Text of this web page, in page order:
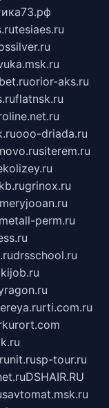
tesiaes.ru
orior-aks.ru
flatnsk.ru
ooo-driada.ru
siterem.ru
grinox.ru
metall-perm.ru
drsschool.ru
rti.com.ru
sp-tour.ru
DSHAIR.RU